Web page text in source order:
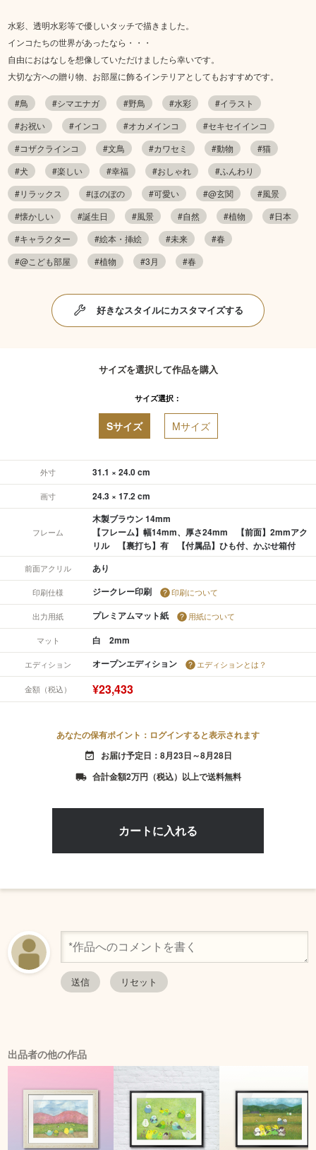
水彩、透明水彩等で優しいタッチで描きました。
インコたちの世界があったなら・・・
自由におはなしを想像していただけましたら幸いです。
大切な方への贈り物、お部屋に飾るインテリアとしてもおすすめです。
#鳥 #シマエナガ #野鳥 #水彩
#イラスト
#お祝い
#インコ #オカメインコ
#セキセイインコ
#コザクラインコ
#文鳥 #カワセミ #動物
#猫
#犬
#楽しい #幸福 #おしゃれ
#ふんわり
#リラックス
#ほのぼの #可愛い #@玄関
#風景
#懐かしい
#誕生日 #風景 #自然 #植物
#日本
#キャラクター
#絵本・挿絵 #未来
#春
#@こども部屋
#植物 #3月 #春
好きなスタイルにカスタマイズする
サイズを選択して作品を購入
サイズ選択：
Sサイズ Mサイズ
外寸 31.1 × 24.0 cm
画寸 24.3 × 17.2 cm
フレーム
木製ブラウン 14mm
【フレーム】幅14mm、厚さ24mm 【前面】2mmアク
リル 【裏打ち】有 【付属品】ひも付、かぶせ箱付
前面アクリル あり
印刷仕様 ジークレー印刷 印刷について
出力用紙 プレミアムマット紙 用紙について
マット 白 2mm
エディション オープンエディション エディションとは？
金額（税込） ¥23,433
あなたの保有ポイント：ログインすると表示されます
event_available お届け予定日：8月23日～8月28日
local_shipping 合計金額2万円（税込）以上で送料無料
出品者の他の作品